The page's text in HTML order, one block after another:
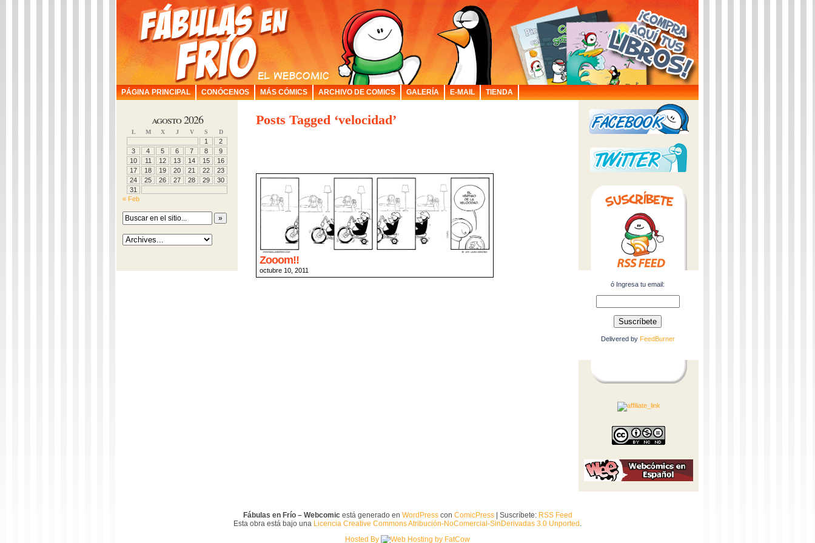
PÁGINA PRINCIPAL CONÓCENOS MÁS CÓMICS ARCHIVO DE COMICS GALERÍA E-MAIL TIENDA
agosto 2026
L M X J V S D
1
2
3
4 5 6 7 8
9
10
11 12 13 14 15
16
17
18 19 20 21 22
23
24
25 26 27 28 29
30
31
« Feb
Posts Tagged ‘velocidad’
Zooom!!
octubre 10, 2011
ó Ingresa tu email:
Delivered by FeedBurner
Fábulas en Frío – Webcomicestá generado en WordPresscon ComicPress| Suscríbete: RSS Feed
Esta obra está bajo una Licencia Creative Commons Atribución-NoComercial-SinDerivadas 3.0 Unported .
Hosted By